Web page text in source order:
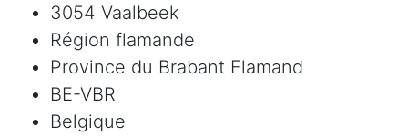
3054 Vaalbeek
Région flamande
Province du Brabant Flamand
BE-VBR
Belgique